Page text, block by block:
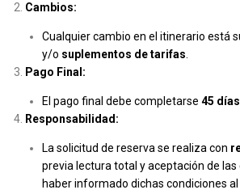
Cambios:
Cualquier cambio en el itinerario está
y/o suplementos de tarifas.
Pago Final:
El pago final debe completarse 45
Responsabilidad:
La solicitud de reserva se realiza con
previa lectura total y aceptación de las
haber informado dichas condiciones